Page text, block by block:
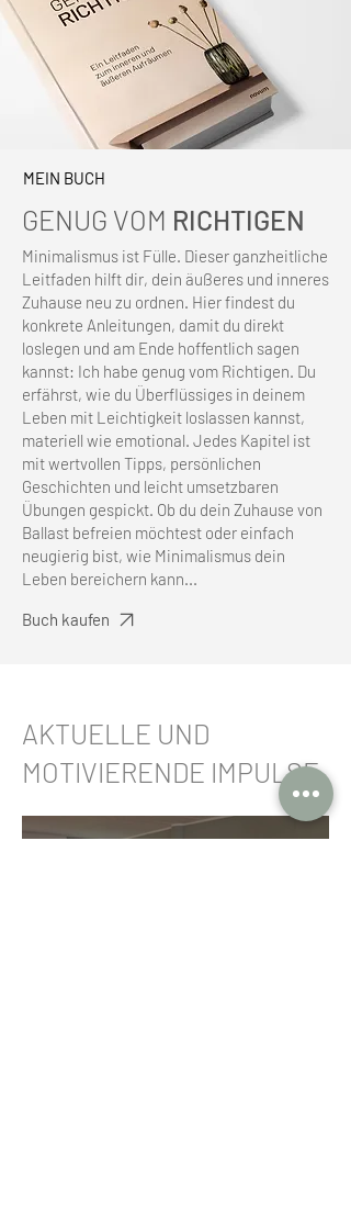
MEIN BUCH
GENUG VOM RICHTIGEN
Minimalismus ist Fülle. Dieser ganzheitliche
Leitfaden hilft dir, dein äußeres und inneres
Zuhause neu zu ordnen. Hier findest du
konkrete Anleitungen, damit du direkt
loslegen und am Ende hoffentlich sagen
kannst: Ich habe genug vom Richtigen. Du
erfährst, wie du Überflüssiges in deinem
Leben mit Leichtigkeit loslassen kannst,
materiell wie emotional. Jedes Kapitel ist
mit wertvollen Tipps, persönlichen
Geschichten und leicht umsetzbaren
Übungen gespickt. Ob du dein Zuhause von
Ballast befreien möchtest oder einfach
neugierig bist, wie Minimalismus dein
Leben bereichern kann...
Buch kaufen
AKTUELLE UND
MOTIVIERENDE IMPULSE